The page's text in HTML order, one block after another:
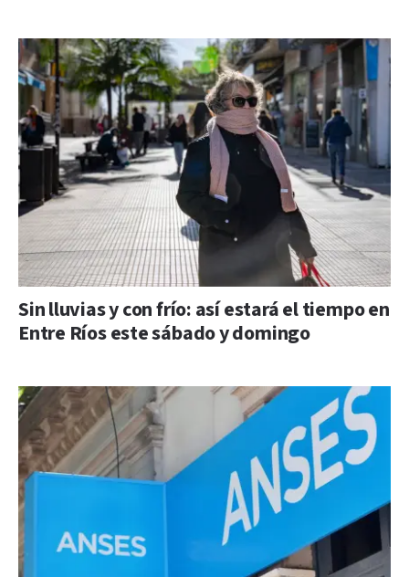
Sin lluvias y con frío: así estará el tiempo en
Entre Ríos este sábado y domingo